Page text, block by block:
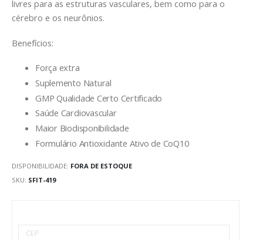
livres para as estruturas vasculares, bem como para o
cérebro e os neurônios.
Benefícios:
Força extra
Suplemento Natural
GMP Qualidade Certo Certificado
Saúde Cardiovascular
Maior Biodisponibilidade
Formulário Antioxidante Ativo de CoQ10
DISPONIBILIDADE: FORA DE ESTOQUE
SKU SFIT-419